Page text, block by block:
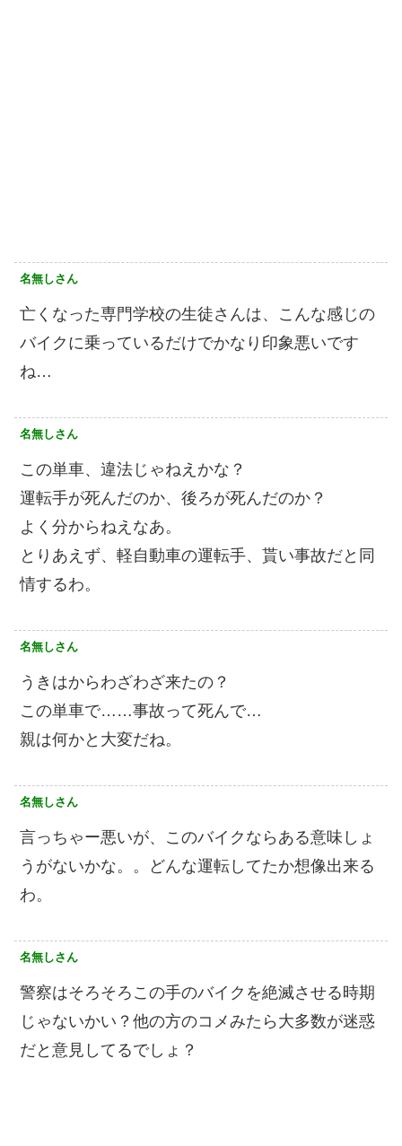
名無しさん
亡くなった専門学校の生徒さんは、こんな感じの
バイクに乗っているだけでかなり印象悪いです
ね…
名無しさん
この単車、違法じゃねえかな？
運転手が死んだのか、後ろが死んだのか？
よく分からねえなあ。
とりあえず、軽自動車の運転手、貰い事故だと同
情するわ。
名無しさん
うきはからわざわざ来たの？
この単車で……事故って死んで…
親は何かと大変だね。
名無しさん
言っちゃー悪いが、このバイクならある意味しょ
うがないかな。。どんな運転してたか想像出来る
わ。
名無しさん
警察はそろそろこの手のバイクを絶滅させる時期
じゃないかい？他の方のコメみたら大多数が迷惑
だと意見してるでしょ？